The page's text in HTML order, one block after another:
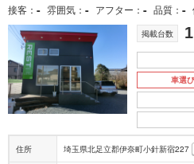
接客 - 雰囲気 - アフター - 品質 -
掲載台数 1
車選
住所 埼玉県北足立郡伊奈町小針新宿227